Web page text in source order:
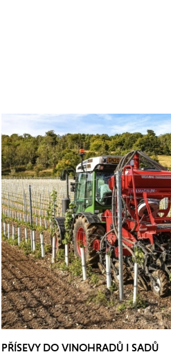
PŘÍSEVY DO VINOHRADŮ I SADŮ